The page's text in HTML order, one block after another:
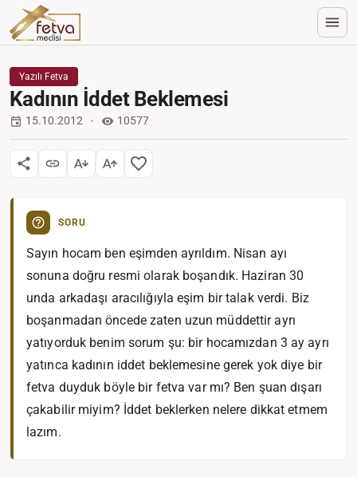
Yazılı Fetva
Kadının İddet Beklemesi
15.10.2012 10577
SORU
Sayın hocam ben eşimden ayrıldım. Nisan ayı
sonuna doğru resmi olarak boşandık. Haziran 30
unda arkadaşı aracılığıyla eşim bir talak verdi. Biz
boşanmadan öncede zaten uzun müddettir ayrı
yatıyorduk benim sorum şu: bir hocamızdan 3 ay ayrı
yatınca kadının iddet beklemesine gerek yok diye bir
fetva duyduk böyle bir fetva var mı? Ben şuan dışarı
çakabilir miyim? İddet beklerken nelere dikkat etmem
lazım.